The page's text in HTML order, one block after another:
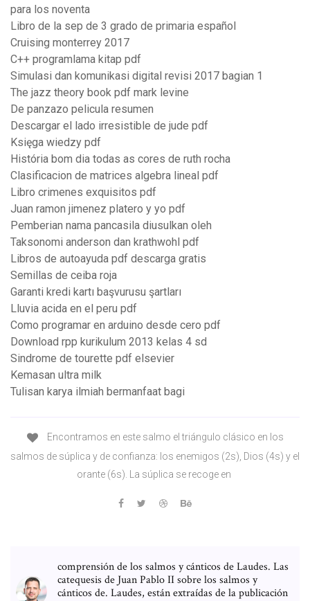
para los noventa
Libro de la sep de 3 grado de primaria español
Cruising monterrey 2017
C++ programlama kitap pdf
Simulasi dan komunikasi digital revisi 2017 bagian 1
The jazz theory book pdf mark levine
De panzazo pelicula resumen
Descargar el lado irresistible de jude pdf
Księga wiedzy pdf
História bom dia todas as cores de ruth rocha
Clasificacion de matrices algebra lineal pdf
Libro crimenes exquisitos pdf
Juan ramon jimenez platero y yo pdf
Pemberian nama pancasila diusulkan oleh
Taksonomi anderson dan krathwohl pdf
Libros de autoayuda pdf descarga gratis
Semillas de ceiba roja
Garanti kredi kartı başvurusu şartları
Lluvia acida en el peru pdf
Como programar en arduino desde cero pdf
Download rpp kurikulum 2013 kelas 4 sd
Sindrome de tourette pdf elsevier
Kemasan ultra milk
Tulisan karya ilmiah bermanfaat bagi
Encontramos en este salmo el triángulo clásico en los
salmos de súplica y de confianza: los enemigos (2s), Dios (4s) y el
orante (6s). La súplica se recoge en
comprensión de los salmos y cánticos de Laudes. Las
catequesis de Juan Pablo II sobre los salmos y
cánticos de. Laudes, están extraídas de la publicación